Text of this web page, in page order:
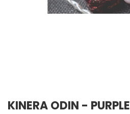
KINERA ODIN - PURPLE